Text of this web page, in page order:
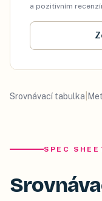
a pozitivním
Srovnávací tabulka
SPEC